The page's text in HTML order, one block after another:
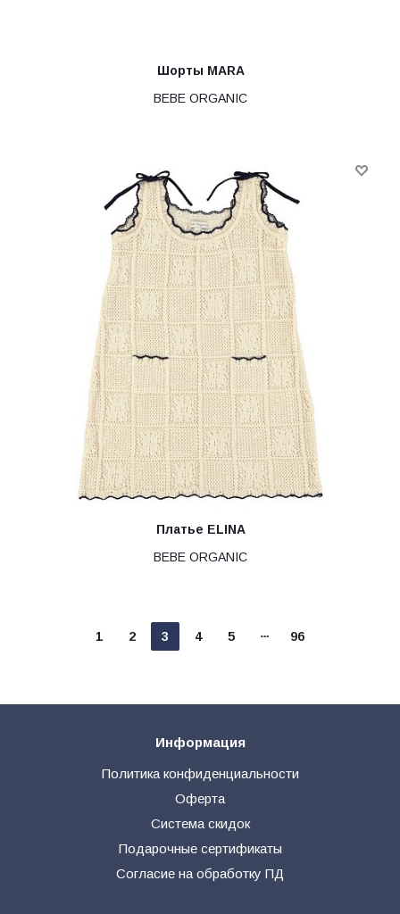
Шорты MARA
BEBE ORGANIC
Платье ELINA
BEBE ORGANIC
1 2 3 4 5 96
Информация
Политика конфиденциальности
Оферта
Система скидок
Подарочные сертификаты
Согласие на обработку ПД